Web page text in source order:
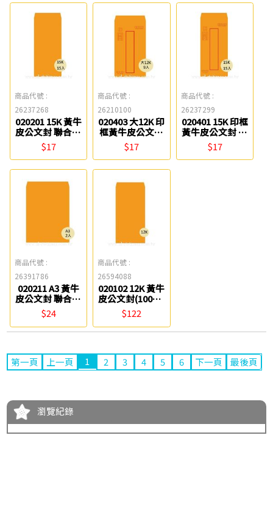
商品代號 :
26237268
020201 15K 黃牛
皮公文封 聯合紙
品
$17
商品代號 :
26210100
020403 大12K 印
框黃牛皮公文封
聯合紙品
$17
商品代號 :
26237299
020401 15K 印框
黃牛皮公文封 聯
合紙品
$17
商品代號 :
26391786
020211 A3 黃牛
皮公文封 聯合紙
品
$24
商品代號 :
26594088
020102 12K 黃牛
皮公文封(100入)
聯合紙品
$122
第一頁 上一頁 1 2 3 4 5 6 下一頁 最後頁
瀏覽紀錄